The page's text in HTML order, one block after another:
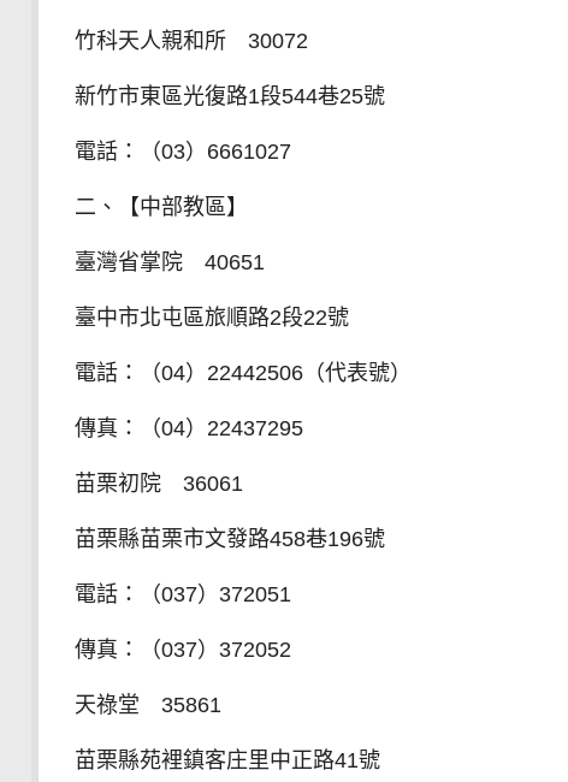
竹科天人親和所 30072
新竹市東區光復路1段544巷25號
電話：（03）6661027
二、【中部教區】
臺灣省掌院 40651
臺中市北屯區旅順路2段22號
電話：（04）22442506（代表號）
傳真：（04）22437295
苗栗初院 36061
苗栗縣苗栗市文發路458巷196號
電話：（037）372051
傳真：（037）372052
天祿堂 35861
苗栗縣苑裡鎮客庄里中正路41號